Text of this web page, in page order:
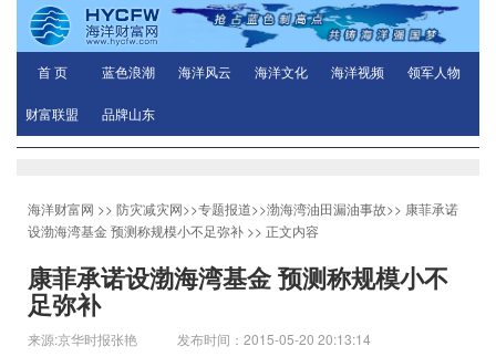
首 页 蓝色浪潮 海洋风云 海洋文化 海洋视频 领军人物
财富联盟 品牌山东
海洋财富网 >> 防灾减灾网>>专题报道>>渤海湾油田漏油事故>> 康菲承诺
设渤海湾基金 预测称规模小不足弥补 >> 正文内容
康菲承诺设渤海湾基金 预测称规模小不
足弥补
来源:京华时报张艳 发布时间：2015-05-20 20:13:14